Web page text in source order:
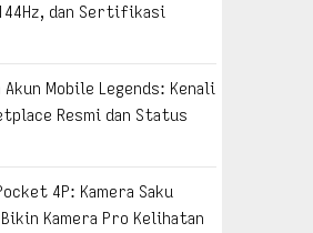
dan Sertifikasi
Akun Mobile Legends: Kenali
Resmi dan Status
4P: Kamera Saku
Bikin Kamera Pro Kelihatan